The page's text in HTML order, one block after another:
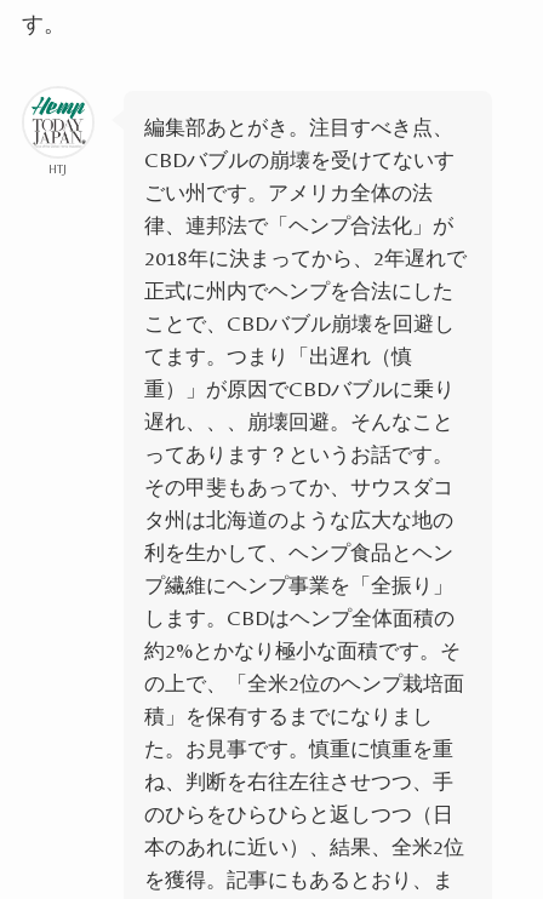
す。
HTJ
編集部あとがき。注目すべき点、
CBDバブルの崩壊を受けてないす
ごい州です。アメリカ全体の法
律、連邦法で「ヘンプ合法化」が
2018年に決まってから、2年遅れで
正式に州内でヘンプを合法にした
ことで、CBDバブル崩壊を回避し
てます。つまり「出遅れ（慎
重）」が原因でCBDバブルに乗り
遅れ、、、崩壊回避。そんなこと
ってあります？というお話です。
その甲斐もあってか、サウスダコ
タ州は北海道のような広大な地の
利を生かして、ヘンプ食品とヘン
プ繊維にヘンプ事業を「全振り」
します。CBDはヘンプ全体面積の
約2%とかなり極小な面積です。そ
の上で、「全米2位のヘンプ栽培面
積」を保有するまでになりまし
た。お見事です。慎重に慎重を重
ね、判断を右往左往させつつ、手
のひらをひらひらと返しつつ（日
本のあれに近い）、結果、全米2位
を獲得。記事にもあるとおり、ま